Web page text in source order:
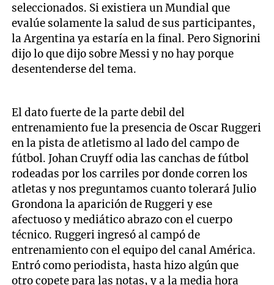
seleccionados. Si existiera un Mundial que
evalúe solamente la salud de sus participantes,
la Argentina ya estaría en la final. Pero Signorini
dijo lo que dijo sobre Messi y no hay porque
desentenderse del tema.
El dato fuerte de la parte debil del
entrenamiento fue la presencia de Oscar Ruggeri
en la pista de atletismo al lado del campo de
fútbol. Johan Cruyff odia las canchas de fútbol
rodeadas por los carriles por donde corren los
atletas y nos preguntamos cuanto tolerará Julio
Grondona la aparición de Ruggeri y ese
afectuoso y mediático abrazo con el cuerpo
técnico. Ruggeri ingresó al campó de
entrenamiento con el equipo del canal América.
Entró como periodista, hasta hizo algún que
otro copete para las notas, y a la media hora